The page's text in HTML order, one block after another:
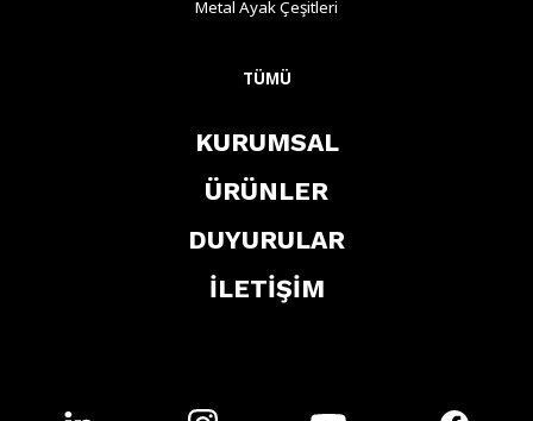
Metal Ayak Çeşitleri
TÜMÜ
KURUMSAL
ÜRÜNLER
DUYURULAR
İLETİŞİM